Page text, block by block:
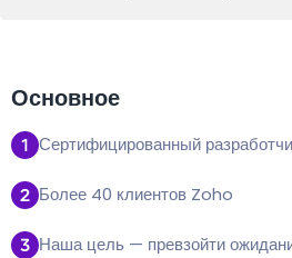
Основное
Сертифицированный
Более 40 клиентов Zoho
Наша цель — превзойти